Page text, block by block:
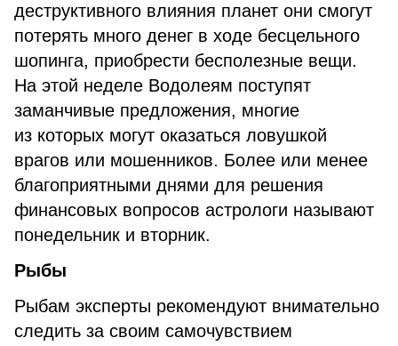
деструктивного влияния планет они смогут
потерять много денег в ходе бесцельного
шопинга, приобрести бесполезные вещи.
На этой неделе Водолеям поступят
заманчивые предложения, многие
из которых могут оказаться ловушкой
врагов или мошенников. Более или менее
благоприятными днями для решения
финансовых вопросов астрологи называют
понедельник и вторник.
Рыбы
Рыбам эксперты рекомендуют внимательно
следить за своим самочувствием